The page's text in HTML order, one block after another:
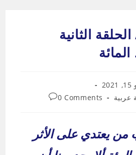
الثانية
عربية
Post
0 Comments
من يعتدي على الأثر